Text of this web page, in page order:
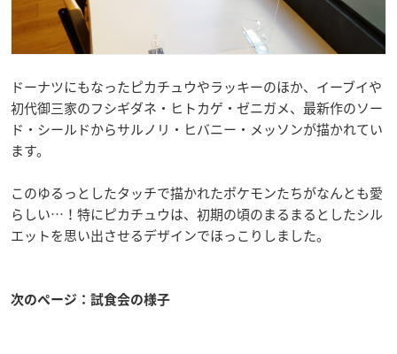
ドーナツにもなったピカチュウやラッキーのほか、イーブイや
初代御三家のフシギダネ・ヒトカゲ・ゼニガメ、最新作のソー
ド・シールドからサルノリ・ヒバニー・メッソンが描かれてい
ます。
このゆるっとしたタッチで描かれたポケモンたちがなんとも愛
らしい…！特にピカチュウは、初期の頃のまるまるとしたシル
エットを思い出させるデザインでほっこりしました。
次のページ：試食会の様子